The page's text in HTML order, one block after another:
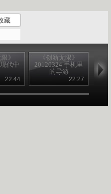
藏
》
代中
22:44
《创新无限》
20120324 手机里
的导游
22:27